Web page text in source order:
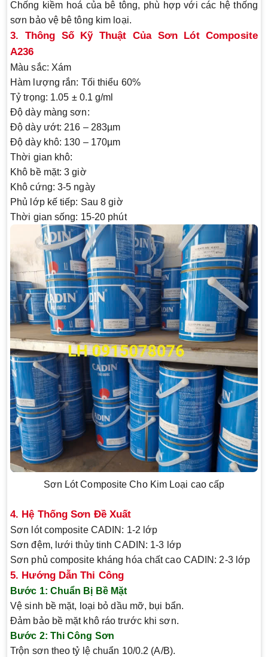
Chống kiềm hoá của bê tông, phù hợp với các hệ thống
sơn bảo vệ bê tông kim loại.
3. Thông Số Kỹ Thuật Của Sơn Lót Composite
A236
Màu sắc: Xám
Hàm lượng rắn: Tối thiểu 60%
Tỷ trọng: 1.05 ± 0.1 g/ml
Độ dày màng sơn:
Độ dày ướt: 216 – 283µm
Độ dày khô: 130 – 170µm
Thời gian khô:
Khô bề mặt: 3 giờ
Khô cứng: 3-5 ngày
Phủ lớp kế tiếp: Sau 8 giờ
Thời gian sống: 15-20 phút
Sơn Lót Composite Cho Kim Loại cao cấp
4. Hệ Thống Sơn Đề Xuất
Sơn lót composite CADIN : 1-2 lớp
Sơn đệm, lưới thủy tinh CADIN : 1-3 lớp
Sơn phủ composite kháng hóa chất cao CADIN : 2-3 lớp
5. Hướng Dẫn Thi Công
Bước 1: Chuẩn Bị Bề Mặt
Vệ sinh bề mặt, loại bỏ dầu mỡ, bụi bẩn.
Đảm bảo bề mặt khô ráo trước khi sơn.
Bước 2: Thi Công Sơn
Trộn sơn theo tỷ lệ chuẩn 10/0.2 (A/B).